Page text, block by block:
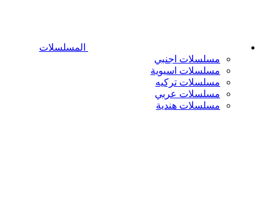
المسلسلات
مسلسلات اجنبي
مسلسلات اسيوية
مسلسلات تركيه
مسلسلات عربي
مسلسلات هندية